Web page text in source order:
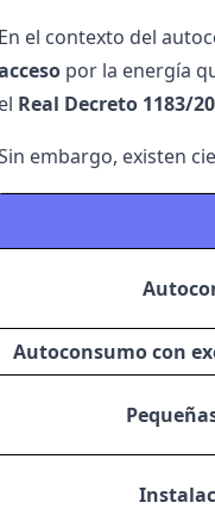
En el contexto del
por la energía
el Real Decreto 1183/
embargo, existen
Autoconsumo con